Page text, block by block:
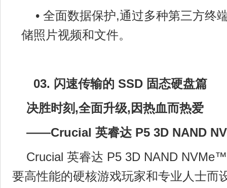
• 全面数据保护,通过多种第三方终
储照片视频和文件。
03. 闪速传输的 SSD 固态硬盘篇
决胜时刻,全面升级,因热血而热爱
——Crucial 英睿达 P5 3D NAND
Crucial 英睿达 P5 3D NAND
要高性能的硬核游戏玩家和专业人士而